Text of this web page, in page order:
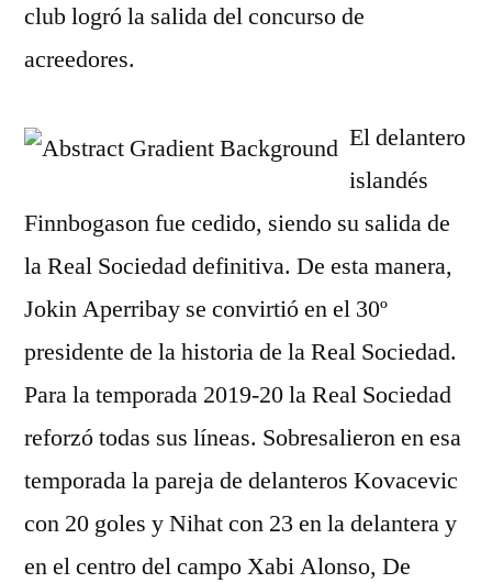
club logró la salida del concurso de
acreedores.
El delantero
islandés
Finnbogason fue cedido, siendo su salida de
la Real Sociedad definitiva. De esta manera,
Jokin Aperribay se convirtió en el 30º
presidente de la historia de la Real Sociedad.
Para la temporada 2019-20 la Real Sociedad
reforzó todas sus líneas. Sobresalieron en esa
temporada la pareja de delanteros Kovacevic
con 20 goles y Nihat con 23 en la delantera y
en el centro del campo Xabi Alonso, De